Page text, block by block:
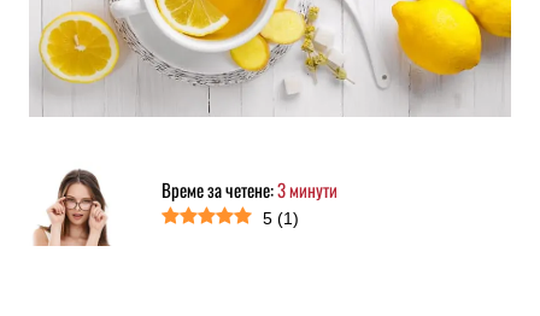
Време за четене:3минути
5 (1)